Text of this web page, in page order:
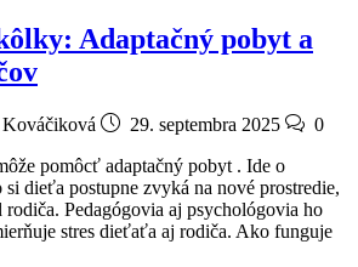
Adaptačný pobyt a
29. septembra 2025
0
pomôcť adaptačný pobyt . Ide o
si dieťa postupne zvyká na nové prostredie,
Pedagógovia aj psychológovia ho
stres dieťaťa aj rodiča. Ako funguje